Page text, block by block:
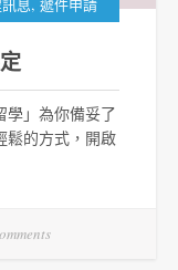
息 遞件申請
學」為你備妥了
鬆的方式，開啟